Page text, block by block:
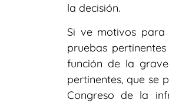
la decisión.
Si ve motivos para
pruebas
función de la
pertinentes, que se
Congreso de la